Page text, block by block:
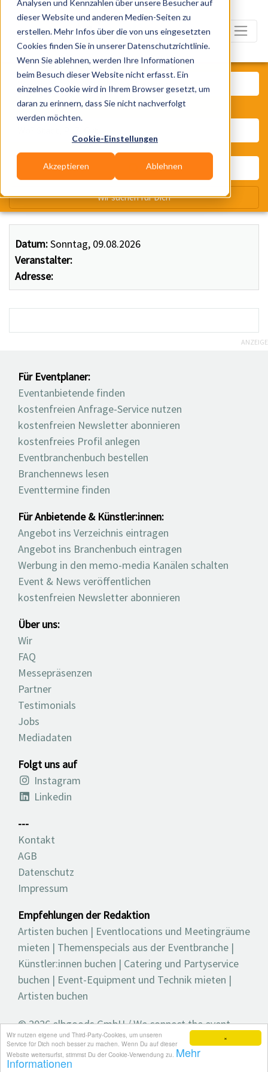
×
Wir nutzen eigene und Third-Party-Cookies, um unseren
Service für Dich noch besser zu machen. Wenn Du auf dieser
Website weitersurfst, stimmst Du der Cookie-Verwendung zu. Mehr
Informationen
Analysen und Kennzahlen über unsere Besucher auf
dieser Website und anderen Medien-Seiten zu
erstellen. Mehr Infos über die von uns eingesetzten
Cookies finden Sie in unserer Datenschutzrichtlinie.
Wenn Sie ablehnen, werden Ihre Informationen
beim Besuch dieser Website nicht erfasst. Ein
einzelnes Cookie wird in Ihrem Browser gesetzt, um
daran zu erinnern, dass Sie nicht nachverfolgt
werden möchten.
Cookie-Einstellungen
Akzeptieren Ablehnen
Datum:Sonntag, 09.08.2026
Veranstalter:
Adresse:
Was? Künstler, Zelte, Bands,
Wir suchen für Dich
ANZEIGE
Für Eventplaner:
Eventanbietende finden
kostenfreien Anfrage-Service nutzen
kostenfreien Newsletter abonnieren
kostenfreies Profil anlegen
Eventbranchenbuch bestellen
Branchennews lesen
Eventtermine finden
Für Anbietende & Künstler:innen:
Angebot ins Verzeichnis eintragen
Angebot ins Branchenbuch eintragen
Werbung in den memo-media Kanälen schalten
Event & News veröffentlichen
kostenfreien Newsletter abonnieren
Über uns:
Wir
FAQ
Messepräsenzen
Partner
Testimonials
Jobs
Mediadaten
Folgt uns auf
Instagram
Linkedin
---
Kontakt
AGB
Datenschutz
Impressum
Empfehlungen der Redaktion
Artisten buchen | Eventlocations und Meetingräume
mieten | Themenspecials aus der Eventbranche |
Künstler:innen buchen | Catering und Partyservice
buchen | Event-Equipment und Technik mieten |
Artisten buchen
© 2026 elbgoods GmbH / We connect the event
industry / Medienvielfalt für die Eventplanung /
Eventbranchenbuch, Blog, Magazin und mehr